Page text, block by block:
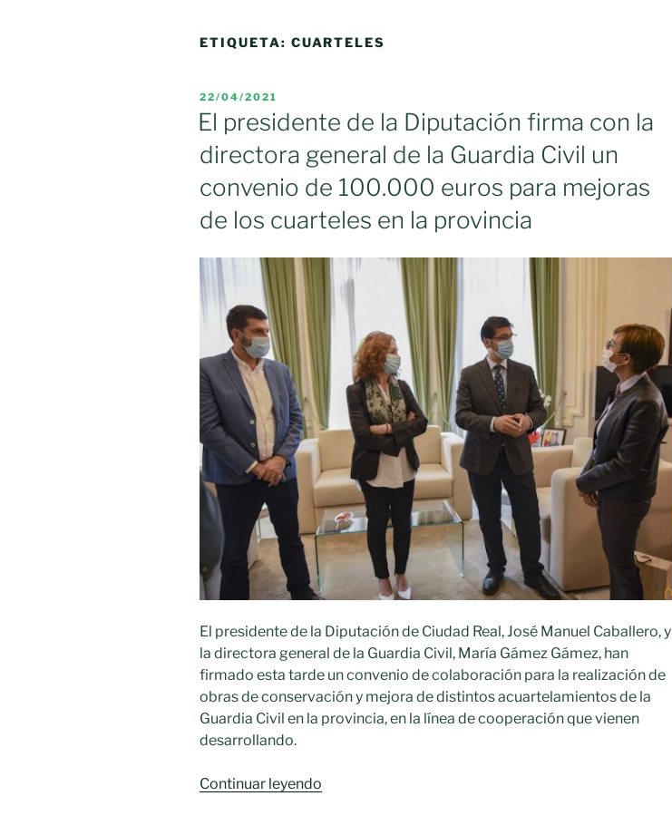
ETIQUETA: CUARTELES
PUBLICADO
EL
22/04/2021
El presidente de la Diputación firma con la
directora general de la Guardia Civil un
convenio de 100.000 euros para mejoras
de los cuarteles en la provincia
El presidente de la Diputación de Ciudad Real, José Manuel Caballero, y
la directora general de la Guardia Civil, María Gámez Gámez, han
firmado esta tarde un convenio de colaboración para la realización de
obras de conservación y mejora de distintos acuartelamientos de la
Guardia Civil en la provincia, en la línea de cooperación que vienen
desarrollando.
Continuar leyendo